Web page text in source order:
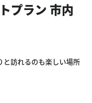
プラン 市内
と訪れるのも楽しい場所